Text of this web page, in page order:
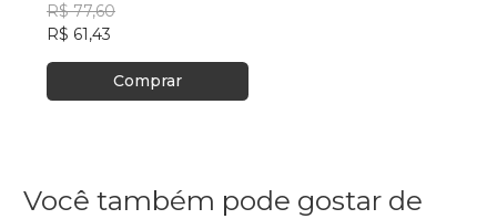
R$ 77,60
R$ 61,43
Comprar
Você também pode gostar de